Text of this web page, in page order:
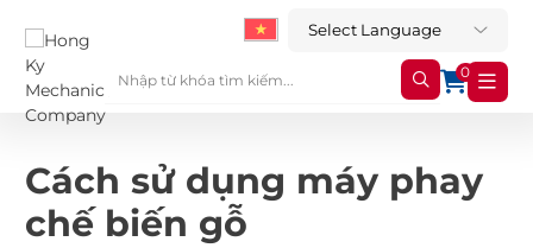
0
Cách sử dụng máy phay
chế biến gỗ